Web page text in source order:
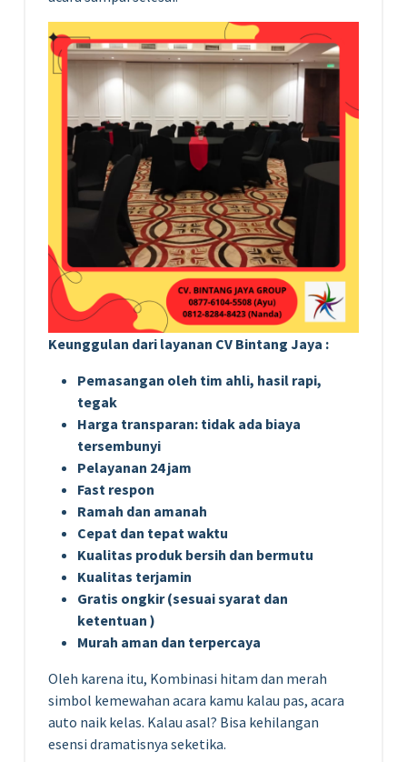
Keunggulan dari layanan CV Bintang Jaya :
Pemasangan oleh tim ahli, hasil rapi,
tegak
Harga transparan: tidak ada biaya
tersembunyi
Pelayanan 24 jam
Fast respon
Ramah dan amanah
Cepat dan tepat waktu
Kualitas produk bersih dan bermutu
Kualitas terjamin
Gratis ongkir (sesuai syarat dan
ketentuan )
Murah aman dan terpercaya
Oleh karena itu, Kombinasi hitam dan merah
simbol kemewahan acara kamu kalau pas, acara
auto naik kelas. Kalau asal? Bisa kehilangan
esensi dramatisnya seketika.